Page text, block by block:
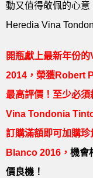
動又值得敬佩的心
Heredia Vina
開瓶獻上最新年份
2014，榮獲Robert
最高評價！至少必
Vina Tondonia
訂購滿額即可加購
Blanco 2016， 機會
價良機！